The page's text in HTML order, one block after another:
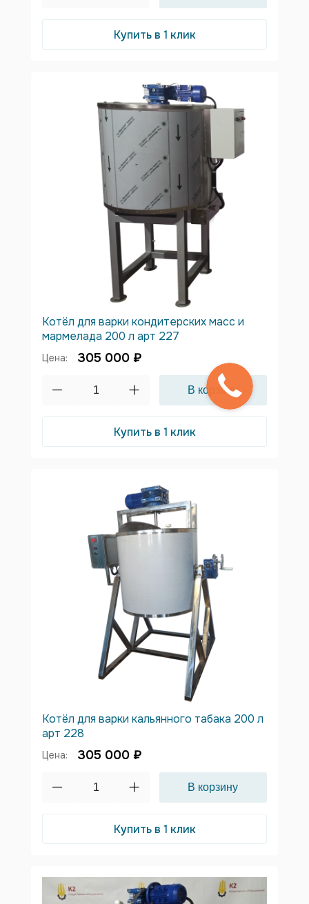
Купить в 1 клик
Котёл для варки кондитерских масс и
мармелада 200 л арт 227
Цена: 305 000 ₽
Купить в 1 клик
Котёл для варки кальянного табака 200 л
арт 228
Цена: 305 000 ₽
Купить в 1 клик